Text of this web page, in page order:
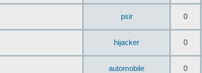
psir 0
hijacker 0
automobile 0